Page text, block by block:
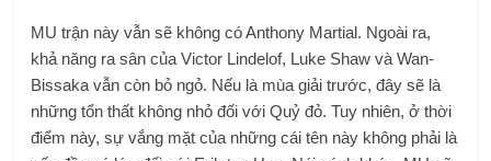
MU trận này vẫn sẽ không có Anthony Martial. Ngoài ra,
khả năng ra sân của Victor Lindelof, Luke Shaw và Wan-
Bissaka vẫn còn bỏ ngỏ. Nếu là mùa giải trước, đây sẽ là
những tổn thất không nhỏ đối với Quỷ đỏ. Tuy nhiên, ở thời
điểm này, sự vắng mặt của những cái tên này không phải là